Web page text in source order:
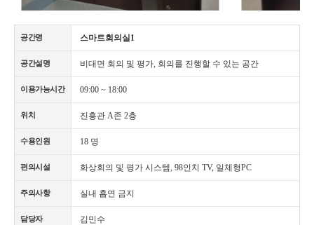
공간명 스마트회의실1
공간설명 비대면 회의 및 평가, 회의를 진행할 수 있는 공간
이용가능시간 09:00 ~ 18:00
위치 진흥관 A존 2층
수용인원 18 명
편의시설 화상회의 및 평가 시스템, 98인치 TV, 일체형PC
주의사항 실내 흡연 금지
담당자 김민수